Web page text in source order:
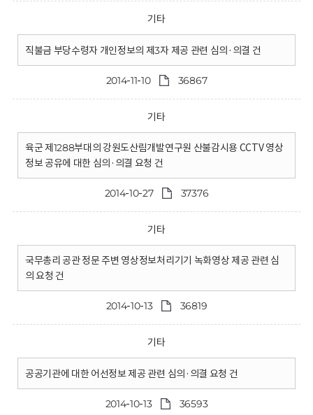
기타
직불금 부당수령자 개인정보의 제3자 제공 관련 심의·의결 건
2014-11-10 36867
기타
육군 제1288부대의 강원도산림개발연구원 산불감시용 CCTV 영상
정보 공유에 대한 심의·의결 요청 건
2014-10-27 37376
기타
국무총리 공관 정문 주변 영상정보처리기기 녹화영상 제공 관련 심
의 요청 건
2014-10-13 36819
기타
공공기관에 대한 어선정보 제공 관련 심의·의결 요청 건
2014-10-13 36593